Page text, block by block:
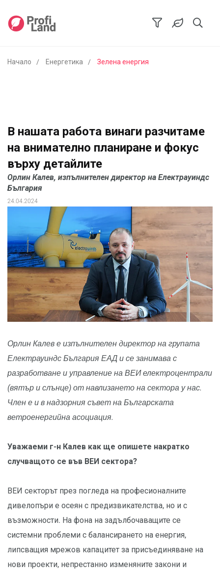
Начало Енергетика Зелена енергия
В нашата работа винаги разчитаме
на внимателно планиране и фокус
върху детайлите
Орлин Калев, изпълнителен директор на Електрауиндс
България
24.04.2024
Орлин Калев е изпълнителен директор на групата
Електрауиндс България ЕАД и се занимава с
разработване и управление на ВЕИ електроцентрали
(вятър и слънце) от навлизането на сектора у нас.
Член е и в надзорния съвет на Българската
ветроенергийна асоциация.
Уважаеми г-н Калев как ще опишете накратко
случващото се във ВЕИ сектора?
ВЕИ секторът през погледа на професионалните
дивелопъри е осеян с предизвикателства, но и с
възможности. На фона на задълбочаващите се
системни проблеми с балансирането на енергия,
липсващия мрежов капацитет за присъединяване на
нови проекти, непрестанно изменяните закони и